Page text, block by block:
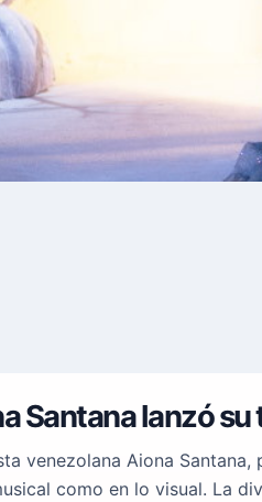
Santana lanzó su
venezolana Aiona
como en lo visual. La